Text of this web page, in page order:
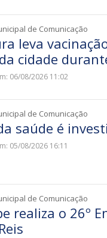
de Comunicação
leva
cidade
06/08/2026 11:02
de Comunicação
saúde é
05/08/2026 16:11
de Comunicação
realiza o 26º